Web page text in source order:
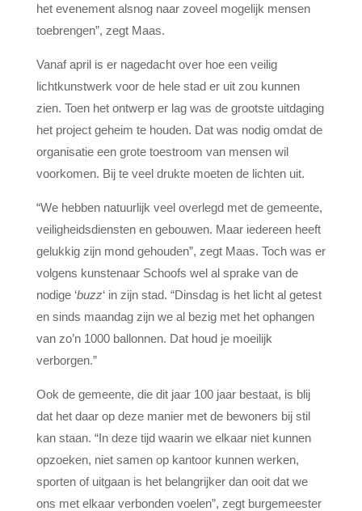
het evenement alsnog naar zoveel mogelijk mensen
toebrengen”, zegt Maas.
Vanaf april is er nagedacht over hoe een veilig
lichtkunstwerk voor de hele stad er uit zou kunnen
zien. Toen het ontwerp er lag was de grootste uitdaging
het project geheim te houden. Dat was nodig omdat de
organisatie een grote toestroom van mensen wil
voorkomen. Bij te veel drukte moeten de lichten uit.
“We hebben natuurlijk veel overlegd met de gemeente,
veiligheidsdiensten en gebouwen. Maar iedereen heeft
gelukkig zijn mond gehouden”, zegt Maas. Toch was er
volgens kunstenaar Schoofs wel al sprake van de
nodige ‘buzz‘ in zijn stad. “Dinsdag is het licht al getest
en sinds maandag zijn we al bezig met het ophangen
van zo’n 1000 ballonnen. Dat houd je moeilijk
verborgen.”
Ook de gemeente, die dit jaar 100 jaar bestaat, is blij
dat het daar op deze manier met de bewoners bij stil
kan staan. “In deze tijd waarin we elkaar niet kunnen
opzoeken, niet samen op kantoor kunnen werken,
sporten of uitgaan is het belangrijker dan ooit dat we
ons met elkaar verbonden voelen”, zegt burgemeester